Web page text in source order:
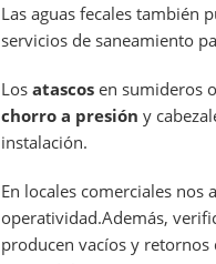
Las aguas fecales también
servicios de saneamiento
Los atascos en sumideros
chorro a presión y
instalación.
En locales comerciales
operatividad.Además,
producen vacíos y